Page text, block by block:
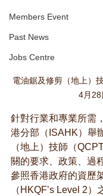
Members Event
Past News
Jobs Centre
電油鋸及修剪（地上）
4月28
針對行業和專業所需
港分部（ISAHK）舉
（地上）技師（
關的要求、政策、過
參照香港政府的資歷
（HKQF’s Level 2）